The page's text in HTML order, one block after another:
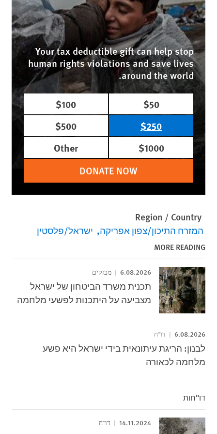
Your tax deductible gift can help stop
human rights violations and save lives
around the world.
$50
$100
$250
$500
$1000
Other
DONATE NOW
Region / Country
המזרח התיכון/צפון אפריקה ישראל/פלסטין
MORE READING
6.08.2026 מבזקים
תכנית משרד הביטחון של ישראל
מצביעה על היתכנות לפשעי מלחמה
6.08.2026 דו"ח
לבנון: הריגת עיתונאית בידי ישראל היא פשע
מלחמה לכאורה
דו"חות
14.11.2024 דו"ח